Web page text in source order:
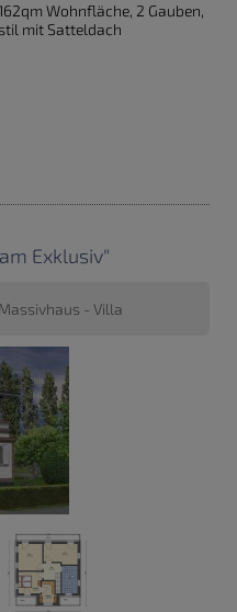
Wohnfläche, 2 Gauben,
mit Satteldach
Exklusiv"
- Villa